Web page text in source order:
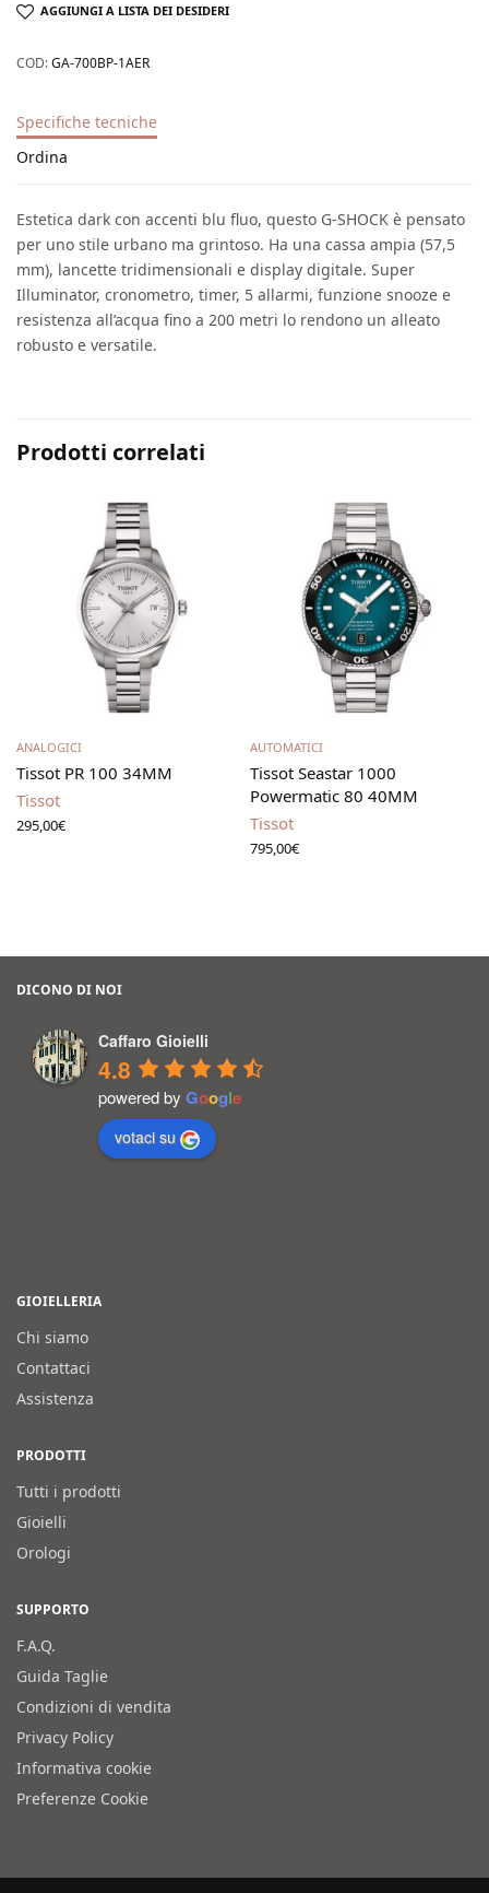
AGGIUNGI A LISTA DEI DESIDERI
COD:GA-700BP-1AER
Specifiche tecniche
Ordina
Estetica dark con accenti blu fluo, questo G-SHOCK è pensato
per uno stile urbano ma grintoso. Ha una cassa ampia (57,5
mm), lancette tridimensionali e display digitale. Super
Illuminator, cronometro, timer, 5 allarmi, funzione snooze e
resistenza all’acqua fino a 200 metri lo rendono un alleato
robusto e versatile.
Prodotti correlati
Aggiungi al carrello
ANALOGICI
Tissot PR 100 34MM
Tissot
295,00€
Aggiungi al carrello
AUTOMATICI
Tissot Seastar 1000
Powermatic 80 40MM
Tissot
795,00€
DICONO DI NOI
Caffaro Gioielli
4.8
powered by Google
votaci su
GIOIELLERIA
Chi siamo
Contattaci
Assistenza
PRODOTTI
Tutti i prodotti
Gioielli
Orologi
SUPPORTO
F.A.Q.
Guida Taglie
Condizioni di vendita
Privacy Policy
Informativa cookie
Preferenze Cookie